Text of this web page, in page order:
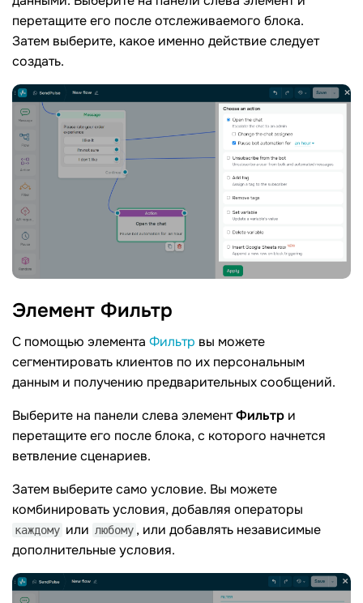
перетащите его после отслеживаемого блока.
Затем выберите, какое именно действие следует
создать.
Элемент Фильтр
С помощью элемента Фильтр вы можете
сегментировать клиентов по их персональным
данным и получению предварительных сообщений.
Выберите на панели слева элементФильтр и
перетащите его после блока, с которого начнется
ветвление сценариев.
Затем выберите само условие. Вы можете
комбинировать условия, добавляя операторы
каждому или любому , или добавлять независимые
дополнительные условия.